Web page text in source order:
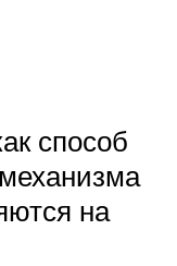
способ
на